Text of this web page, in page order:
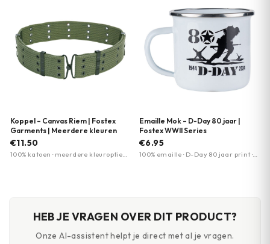
Koppel – Canvas Riem | Fostex
Garments | Meerdere kleuren
€11.50
100% katoen · meerdere kleuropties
Emaille Mok – D-Day 80 jaar |
Fostex WWII Series
€6.95
100% emaille · D-Day 80 jaar print ·
HEB JE VRAGEN OVER DIT PRODUCT?
Onze AI-assistent helpt je direct met al je vragen.